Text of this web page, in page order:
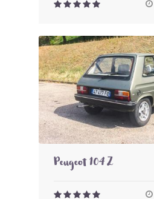
Peugeot 104 Z